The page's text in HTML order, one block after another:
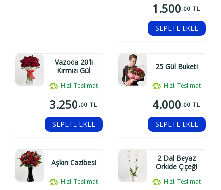
1.500 ,00 TL
SEPETE EKLE
Vazoda 20'li
Kırmızı Gül
Hızlı Teslimat
3.250 ,00 TL
SEPETE EKLE
25 Gül Buketi
Hızlı Teslimat
4.000 ,00 TL
SEPETE EKLE
Aşkın Cazibesi
Hızlı Teslimat
2 Dal Beyaz
Orkide Çiçeği
Hızlı Teslimat